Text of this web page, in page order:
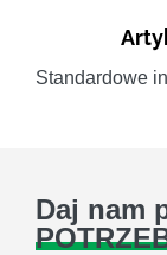
Standardowe
Daj nam